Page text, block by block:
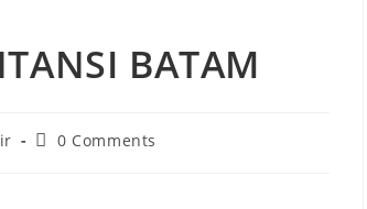
BATAM
0 Comments